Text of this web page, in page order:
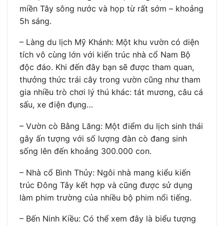
miền Tây sông nước và họp từ rất sớm – khoảng
5h sáng.
– Làng du lịch Mỹ Khánh: Một khu vườn có diện
tích vô cùng lớn với kiến trúc nhà cổ Nam Bộ
độc đáo. Khi đến đây bạn sẽ được tham quan,
thưởng thức trái cây trong vườn cũng như tham
gia nhiều trò chơi lý thú khác: tát mương, câu cá
sấu, xe điện đụng…
– Vườn cò Bằng Lăng: Một điểm du lịch sinh thái
gây ấn tượng với số lượng đàn cò đang sinh
sống lên đến khoảng 300.000 con.
– Nhà cổ Bình Thủy: Ngôi nhà mang kiểu kiến
trúc Đông Tây kết hợp và cũng được sử dụng
làm phim trường của nhiều bộ phim nổi tiếng.
– Bến Ninh Kiều: Có thể xem đây là biểu tượng